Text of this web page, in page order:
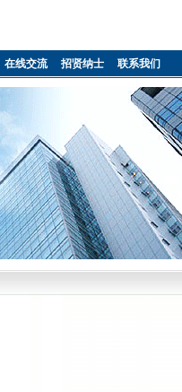
在线交流 招贤纳士 联系我们